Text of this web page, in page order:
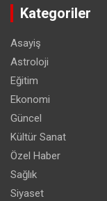
Kategoriler
Asayiş
Astroloji
Eğitim
Ekonomi
Güncel
Kültür Sanat
Özel Haber
Sağlık
Siyaset